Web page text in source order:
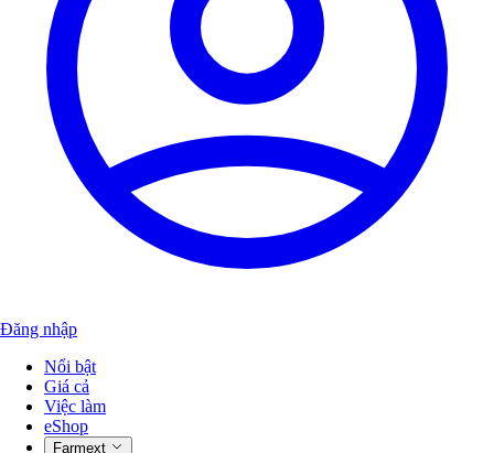
Đăng nhập
Nổi bật
Giá cả
Việc làm
eShop
Farmext